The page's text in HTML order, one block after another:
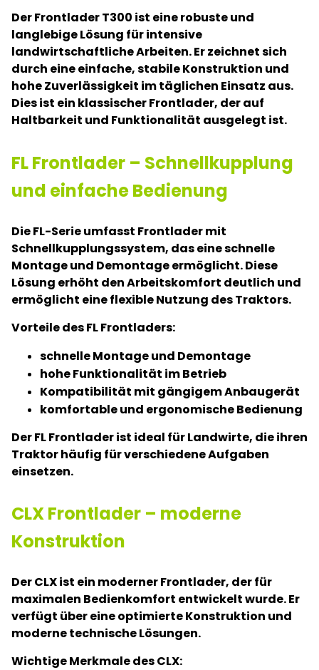
Der Frontlader T300 ist eine robuste und
langlebige Lösung für intensive
landwirtschaftliche Arbeiten. Er zeichnet sich
durch eine einfache, stabile Konstruktion und
hohe Zuverlässigkeit im täglichen Einsatz aus.
Dies ist ein klassischer Frontlader, der auf
Haltbarkeit und Funktionalität ausgelegt ist.
FL Frontlader – Schnellkupplung
und einfache Bedienung
Die FL-Serie umfasst Frontlader mit
Schnellkupplungssystem, das eine schnelle
Montage und Demontage ermöglicht. Diese
Lösung erhöht den Arbeitskomfort deutlich und
ermöglicht eine flexible Nutzung des Traktors.
Vorteile des FL Frontladers:
schnelle Montage und Demontage
hohe Funktionalität im Betrieb
Kompatibilität mit gängigem Anbaugerät
komfortable und ergonomische Bedienung
Der FL Frontlader ist ideal für Landwirte, die ihren
Traktor häufig für verschiedene Aufgaben
einsetzen.
CLX Frontlader – moderne
Konstruktion
Der CLX ist ein moderner Frontlader, der für
maximalen Bedienkomfort entwickelt wurde. Er
verfügt über eine optimierte Konstruktion und
moderne technische Lösungen.
Wichtige Merkmale des CLX: